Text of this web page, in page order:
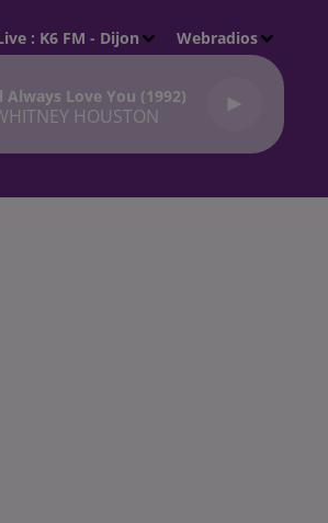
: K6 FM - Dijon Webradios
Always Love You (1992)
HOUSTON